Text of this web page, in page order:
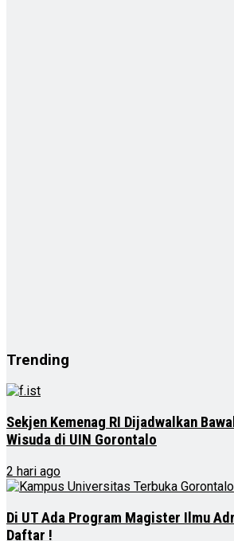
Trending
Sekjen Kemenag RI Dijadwalkan
Wisuda di UIN Gorontalo
2 hari ago
Di UT Ada Program Magister Ilmu
Daftar !